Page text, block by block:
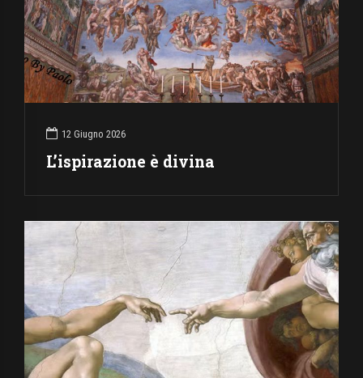
12 Giugno 2026
L’ispirazione è divina